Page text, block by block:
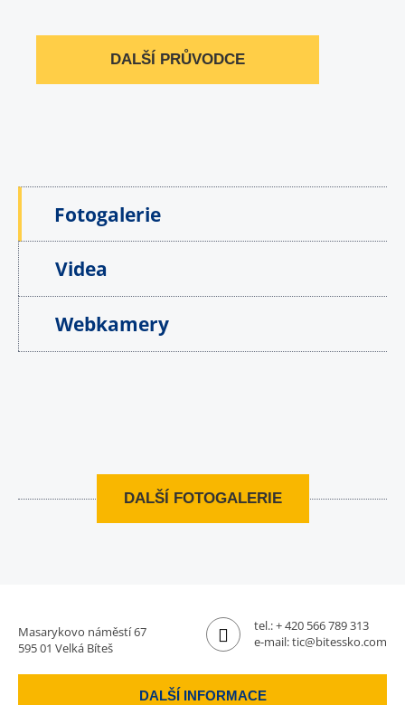
DALŠÍ PRŮVODCE
Fotogalerie
Videa
Webkamery
DALŠÍ FOTOGALERIE
Masarykovo náměstí 67
595 01 Velká Bíteš
tel.:+ 420 566 789 313
e-mail:tic@bitessko.com
DALŠÍ INFORMACE